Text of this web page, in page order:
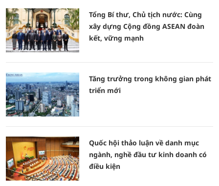
Tổng Bí thư, Chủ tịch nước: Cùng
xây dựng Cộng đồng ASEAN đoàn
kết, vững mạnh
Tăng trưởng trong không gian phát
triển mới
Quốc hội thảo luận về danh mục
ngành, nghề đầu tư kinh doanh có
điều kiện